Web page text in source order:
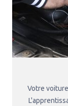
Votre